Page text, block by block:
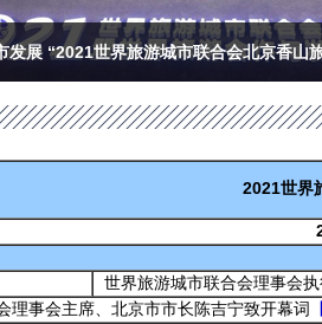
2021世界
世界旅游城市联合会理事会
理事会主席、北京市市长陈吉宁致开幕词